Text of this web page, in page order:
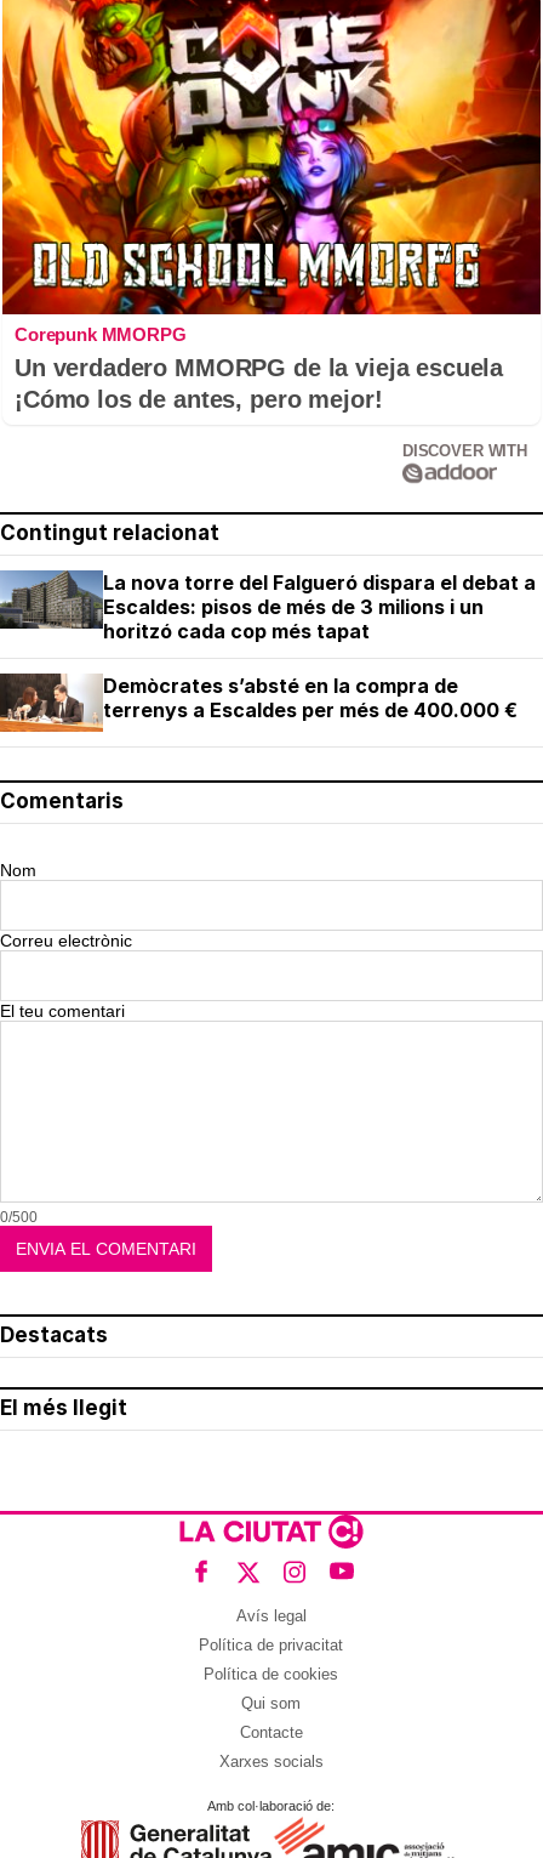
Corepunk MMORPG
Un verdadero MMORPG de la vieja escuela
¡Cómo los de antes, pero mejor!
DISCOVER WITH
Contingut relacionat
La nova torre del Falgueró dispara el debat a
Escaldes: pisos de més de 3 milions i un
horitzó cada cop més tapat
Demòcrates s’absté en la compra de
terrenys a Escaldes per més de 400.000 €
Comentaris
Nom
Correu electrònic
El teu comentari
0/500
Destacats
El més llegit
Avís legal
Política de privacitat
Política de cookies
Qui som
Contacte
Xarxes socials
Amb col·laboració de: